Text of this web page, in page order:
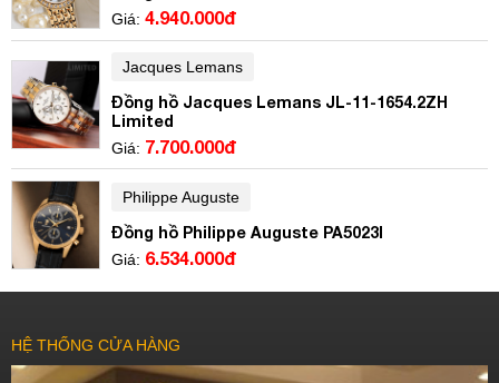
Giá: 4.940.000đ
Jacques Lemans
Đồng hồ Jacques Lemans JL-11-1654.2ZH
Limited
Giá: 7.700.000đ
Philippe Auguste
Đồng hồ Philippe Auguste PA5023I
Giá: 6.534.000đ
HỆ THỐNG CỬA HÀNG